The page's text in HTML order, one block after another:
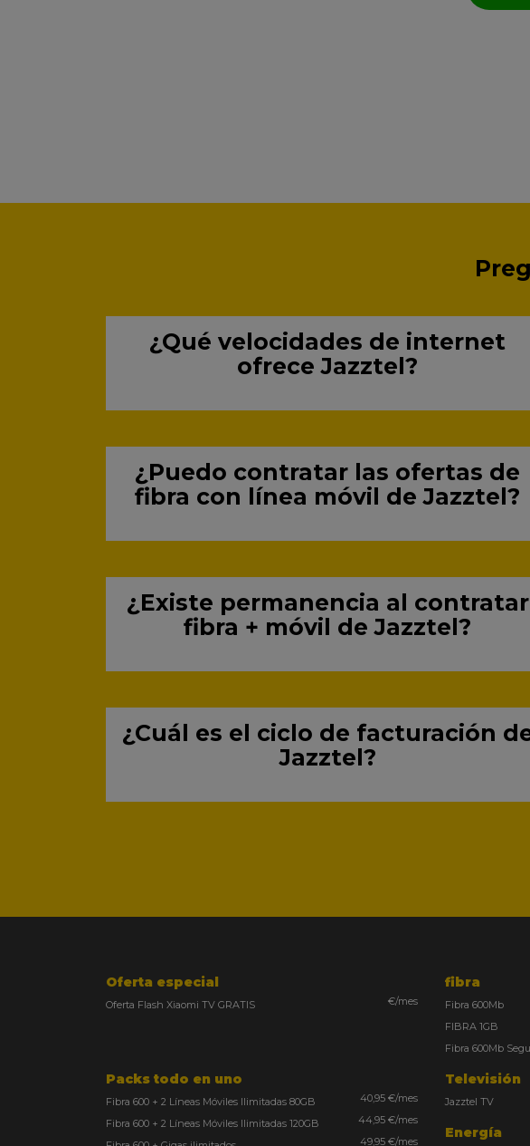
¿Qué velocidades de internet
ofrece Jazztel?
¿Puedo contratar las ofertas de
fibra con línea móvil de Jazztel?
¿Existe permanencia al contratar
fibra + móvil de Jazztel?
¿Cuál es el ciclo de facturación
Jazztel?
Oferta especial
Oferta Flash Xiaomi TV GRATIS €/mes
fibra
Fibra 600Mb
FIBRA 1GB
Fibra 600Mb
Packs todo en uno
Fibra 600 + 2 Líneas Móviles Ilimitadas 80GB
40,95 €/mes
Fibra 600 + 2 Líneas Móviles Ilimitadas 120GB
44,95 €/mes
49,95 €/mes
Televisión
Jazztel TV
Energía